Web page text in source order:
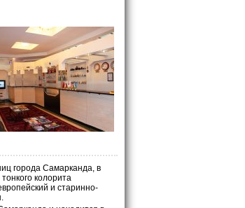
города Самарканда, в
колорита
и старинно-